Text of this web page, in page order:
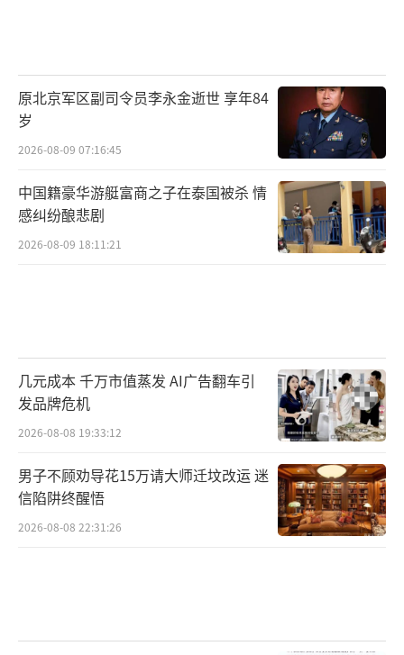
原北京军区副司令员李永金逝世 享年84
岁
2026-08-09 07:16:45
中国籍豪华游艇富商之子在泰国被杀 情
感纠纷酿悲剧
2026-08-09 18:11:21
几元成本 千万市值蒸发 AI广告翻车引
发品牌危机
2026-08-08 19:33:12
男子不顾劝导花15万请大师迁坟改运 迷
信陷阱终醒悟
2026-08-08 22:31:26